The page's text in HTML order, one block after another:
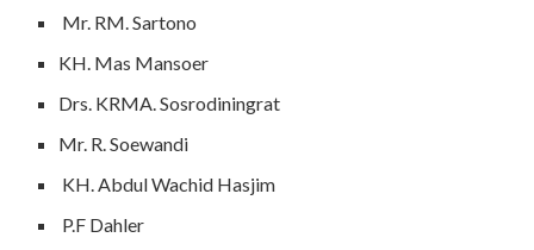
Mr. RM. Sartono
KH. Mas Mansoer
Drs. KRMA. Sosrodiningrat
Mr. R. Soewandi
KH. Abdul Wachid Hasjim
P.F Dahler